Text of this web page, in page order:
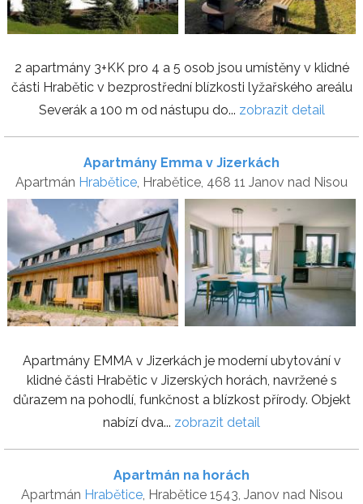
2 apartmány 3+KK pro 4 a 5 osob jsou umístěny v klidné
části Hrabětic v bezprostřední blízkosti lyžařského areálu
Severák a 100 m od nástupu do... zobrazit detail
Apartmány Emma v Jizerkách
Apartmán Hrabětice, Hrabětice, 468 11 Janov nad Nisou
Apartmány EMMA v Jizerkách je moderní ubytování v
klidné části Hrabětic v Jizerských horách, navržené s
důrazem na pohodlí, funkčnost a blízkost přírody. Objekt
nabízí dva... zobrazit detail
Apartmán na horách
Apartmán Hrabětice, Hrabětice 1543, Janov nad Nisou